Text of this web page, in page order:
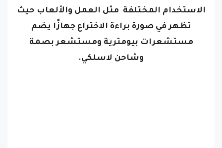
الاستخدام المختلفة مثل العمل والألعاب حيث
تظهر في صورة براءة الاختراع جهازًا يضم
مستشعرات بيومترية ومستشعر بصمة
وشاحن لاسلكي.